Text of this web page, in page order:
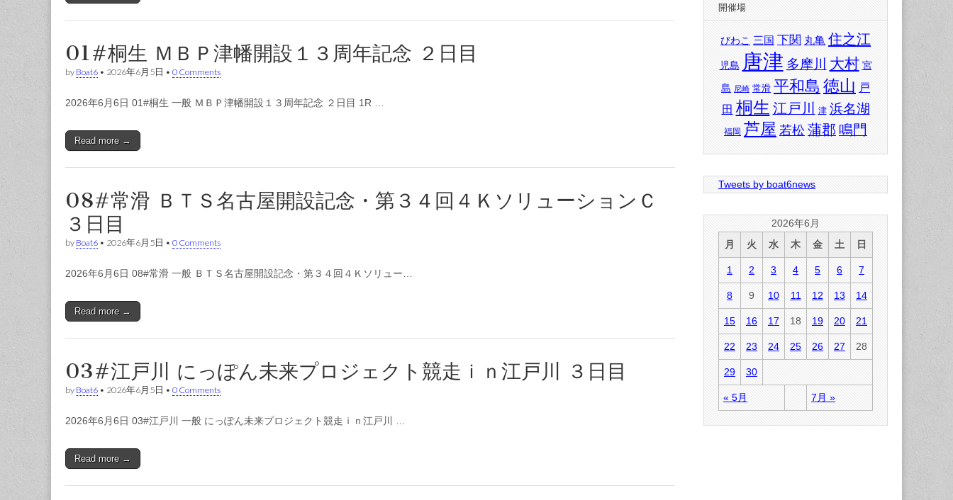
01#桐生 ＭＢＰ津幡開設１３周年記念 ２日目
by Boat6 • 2026年6月5日 • 0 Comments
2026年6月6日 01#桐生 一般 ＭＢＰ津幡開設１３周年記念 ２日目 1R …
Read more →
08#常滑 ＢＴＳ名古屋開設記念・第３４回４ＫソリューションＣ
３日目
by Boat6 • 2026年6月5日 • 0 Comments
2026年6月6日 08#常滑 一般 ＢＴＳ名古屋開設記念・第３４回４Ｋソリュー…
Read more →
03#江戸川 にっぽん未来プロジェクト競走ｉｎ江戸川 ３日目
by Boat6 • 2026年6月5日 • 0 Comments
2026年6月6日 03#江戸川 一般 にっぽん未来プロジェクト競走ｉｎ江戸川 …
Read more →
開催場
びわこ 三国 下関 丸亀 住之江
児島 唐津 多摩川 大村 宮
島 尼崎 常滑 平和島 徳山 戸
田 桐生 江戸川 津 浜名湖
福岡 芦屋 若松 蒲郡 鳴門
Tweets by boat6news
2026年6月
月
火 水 木 金 土 日
« 5月 7月 »
1 2 3 4 5 6 7
8 9 10 11 12 13 14
15 16 17 18 19 20 21
22 23 24 25 26 27 28
29 30